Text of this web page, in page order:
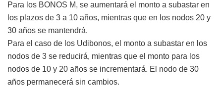
Para los BONOS M, se aumentará el monto a subastar en
los plazos de 3 a 10 años, mientras que en los nodos 20 y
30 años se mantendrá.
Para el caso de los Udibonos, el monto a subastar en los
nodos de 3 se reducirá, mientras que el monto para los
nodos de 10 y 20 años se incrementará. El nodo de 30
años permanecerá sin cambios.